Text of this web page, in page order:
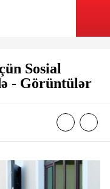
Sosial
- Görüntülər